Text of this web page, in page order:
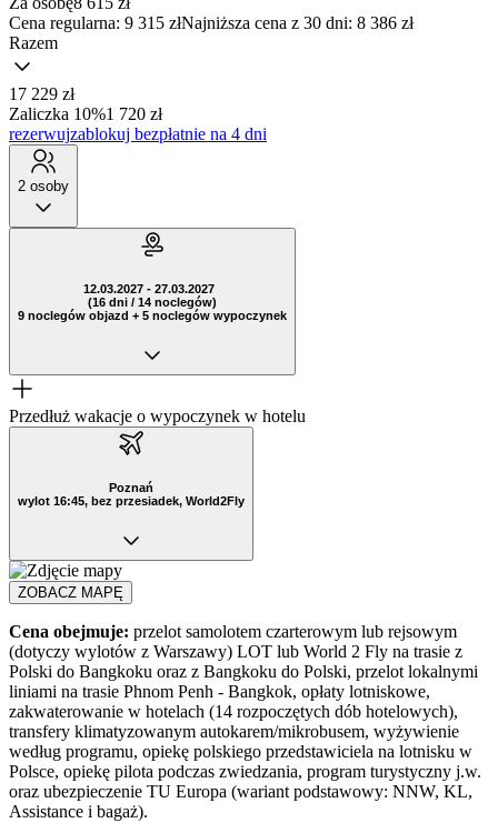
Cena regularna: 9 315 złNajniższa cena z 30 dni: 8 386 zł
Razem
17 229 zł
Zaliczka 10%1 720 zł
rezerwujzablokuj bezpłatnie na 4 dni
2 osoby
12.03.2027 - 27.03.2027
(16 dni / 14 noclegów)
9 noclegów objazd + 5 noclegów wypoczynek
Przedłuż wakacje o wypoczynek w hotelu
Poznań
wylot 16:45, bez przesiadek, World2Fly
ZOBACZ MAPĘ
Cena obejmuje: przelot samolotem czarterowym lub rejsowym
(dotyczy wylotów z Warszawy) LOT lub World 2 Fly na trasie z
Polski do Bangkoku oraz z Bangkoku do Polski, przelot lokalnymi
liniami na trasie Phnom Penh - Bangkok, opłaty lotniskowe,
zakwaterowanie w hotelach (14 rozpoczętych dób hotelowych),
transfery klimatyzowanym autokarem/mikrobusem, wyżywienie
według programu, opiekę polskiego przedstawiciela na lotnisku w
Polsce, opiekę pilota podczas zwiedzania, program turystyczny j.w.
oraz ubezpieczenie TU Europa (wariant podstawowy: NNW, KL,
Assistance i bagaż).